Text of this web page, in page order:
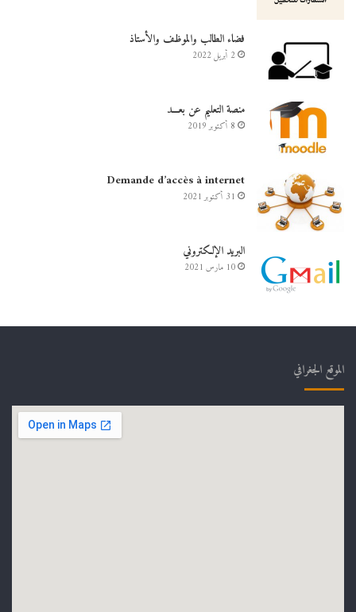
فضاء الطالب والموظف والأستاذ
2 أبريل 2022
منصة التعليم عن بعـــد
8 أكتوبر 2019
Demande d’accès à internet
31 أكتوبر 2021
البريد الإلكتروني
10 مارس 2021
الموقع الجغرافي